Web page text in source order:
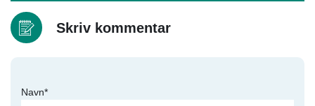
Skriv kommentar
Navn*